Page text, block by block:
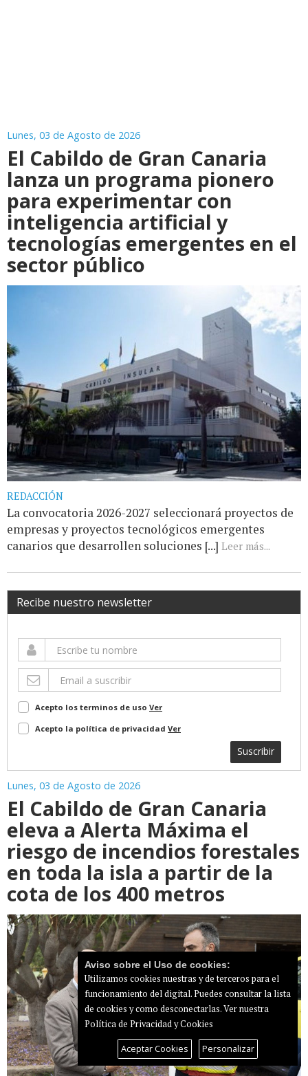
Lunes, 03 de Agosto de 2026
El Cabildo de Gran Canaria
lanza un programa pionero
para experimentar con
inteligencia artificial y
tecnologías emergentes en el
sector público
REDACCIÓN
La convocatoria 2026-2027 seleccionará proyectos de
empresas y proyectos tecnológicos emergentes
canarios que desarrollen soluciones [...] Leer más...
Recibe nuestro newsletter
Acepto los terminos de uso Ver
Acepto la política de privacidad Ver
Suscribir
Lunes, 03 de Agosto de 2026
El Cabildo de Gran Canaria
eleva a Alerta Máxima el
riesgo de incendios forestales
en toda la isla a partir de la
cota de los 400 metros
Aviso sobre el Uso de cookies:
Utilizamos cookies nuestras y de terceros para el
funcionamiento del digital. Puedes consultar la lista
de cookies y como desconectarlas.Ver nuestra
Política de Privacidad y Cookies
Aceptar Cookies Personalizar